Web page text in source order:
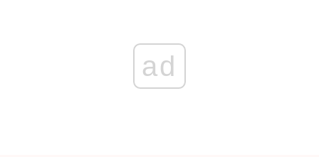
ad